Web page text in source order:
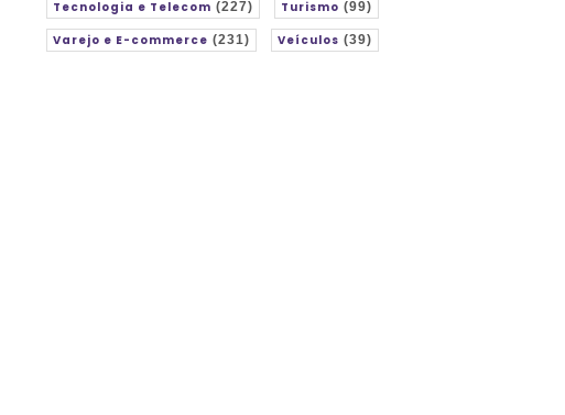
Tecnologia e Telecom (227) Turismo (99)
Varejo e E-commerce (231) Veículos (39)